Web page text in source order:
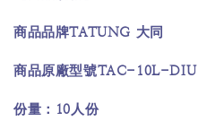
商品品牌TATUNG 大同
商品原廠型號TAC-10L-DIU
份量： 10 人份